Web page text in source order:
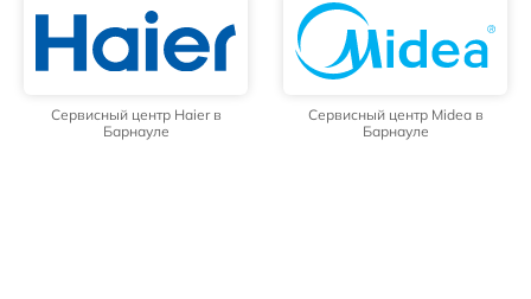
Сервисный центр Haier в
Барнауле
Сервисный центр Midea в
Барнауле